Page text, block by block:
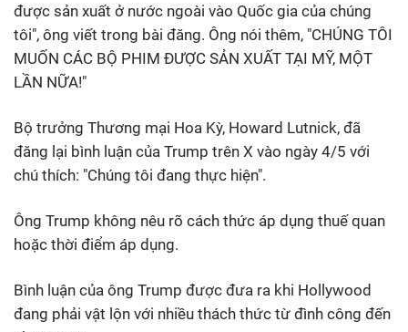
được sản xuất ở nước ngoài vào Quốc gia của chúng
tôi", ông viết trong bài đăng. Ông nói thêm, "CHÚNG TÔI
MUỐN CÁC BỘ PHIM ĐƯỢC SẢN XUẤT TẠI MỸ, MỘT
LẦN NỮA!"
Bộ trưởng Thương mại Hoa Kỳ, Howard Lutnick, đã
đăng lại bình luận của Trump trên X vào ngày 4/5 với
chú thích: "Chúng tôi đang thực hiện".
Ông Trump không nêu rõ cách thức áp dụng thuế quan
hoặc thời điểm áp dụng.
Bình luận của ông Trump được đưa ra khi Hollywood
đang phải vật lộn với nhiều thách thức từ đình công đến